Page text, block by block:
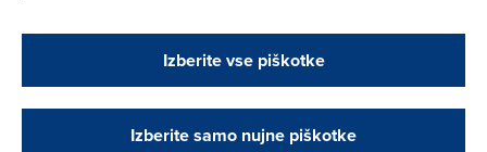
Zapri
Podarjamo vam 10 €!
Obstoječi in novi AMZS člani, ki boste v AMZS
opravili registracijo vozila, boste prejeli
vrednostno darilno kartico z dobroimetjem v višini
Pravno obvestilo
Pri spletni včlanitvi so podprta naslednja plačilna sredstva:
Izberite vse piškotke
Izberite samo nujne piškotke